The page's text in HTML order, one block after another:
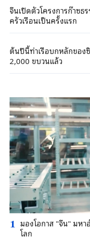
จีนเปิดตัวโครงการก๊าซธ
ครัวเรือนเป็นครั้งแรก
ต้นปีนี้ท่าเรือบกหลักของ
2,000 ขบวนแล้ว
1 มองโอกาส "จีน" มหา
โลก